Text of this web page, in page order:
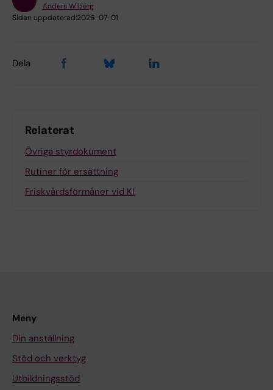
Anders Wiberg
Sidan uppdaterad:2026-07-01
Dela
Relaterat
Övriga styrdokument
Rutiner för ersättning
Friskvårdsförmåner vid KI
Meny
Din anställning
Stöd och verktyg
Utbildningsstöd